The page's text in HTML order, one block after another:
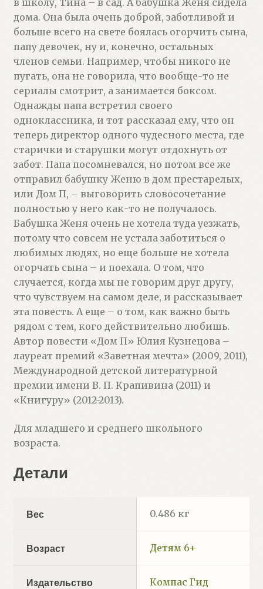
дома. Она была очень доброй, заботливой и
больше всего на свете боялась огорчить сына,
папу девочек, ну и, конечно, остальных
членов семьи. Например, чтобы никого не
пугать, она не говорила, что вообще-то не
сериалы смотрит, а занимается боксом.
Однажды папа встретил своего
одноклассника, и тот рассказал ему, что он
теперь директор одного чудесного места, где
старички и старушки могут отдохнуть от
забот. Папа посомневался, но потом все же
отправил бабушку Женю в дом престарелых,
или Дом П, – выговорить словосочетание
полностью у него как-то не получалось.
Бабушка Женя очень не хотела туда уезжать,
потому что совсем не устала заботиться о
любимых людях, но еще больше не хотела
огорчать сына – и поехала. О том, что
случается, когда мы не говорим друг другу,
что чувствуем на самом деле, и рассказывает
эта повесть. А еще – о том, как важно быть
рядом с тем, кого действительно любишь.
Автор повести «Дом П» Юлия Кузнецова –
лауреат премий «Заветная мечта» (2009, 2011),
Международной детской литературной
премии имени В. П. Крапивина (2011) и
«Книгуру» (2012-2013).
Для младшего и среднего школьного
возраста.
Детали
Вес 0.486 кг
Возраст Детям 6+
Издательство Компас Гид